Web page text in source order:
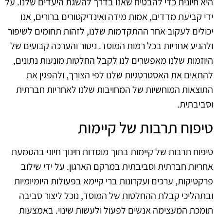
ידי קביעת מדדים, אמות מידה ואינדיקטורים ברורים, אנו
יכולים לעקוב אחר ההתקדמות שלנו, לזהות תחומים לשיפור
ולהניע אחריות בכל רמות המוסד. ניטור והערכה קבועים של
היוזמות שלנו מאפשרים לנו לקבל החלטות מונעות נתונים,
להתאים את האסטרטגיות שלנו לפי הצורך, ולהפגין את
התוצאות המוחשיות של המחויבות שלנו לאחריות חברתית
וסביבתית.
טיפוח תרבות של קיימות
טיפוח תרבות של קיימות בתוך מוסדות חינוך חיוני בהטמעת
אחריות חברתית וסביבתית במרקם הארגון. על ידי שילוב
פרקטיקות, ערכים ועקרונות ברי קיימא בפעולות היומיומיות
ובתהליכי קבלת ההחלטות של המוסד, נוכל ליצור סביבה
תומכת המעצימה אנשים לפעול ולעשות שינוי. באמצעות